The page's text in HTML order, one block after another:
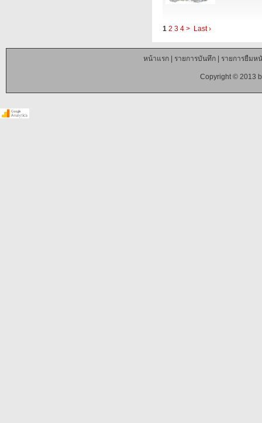
1 2 3 4 > Last ›
หน้าแรก| รายการบันทึก| รายการยืมห
Copyright © 2013